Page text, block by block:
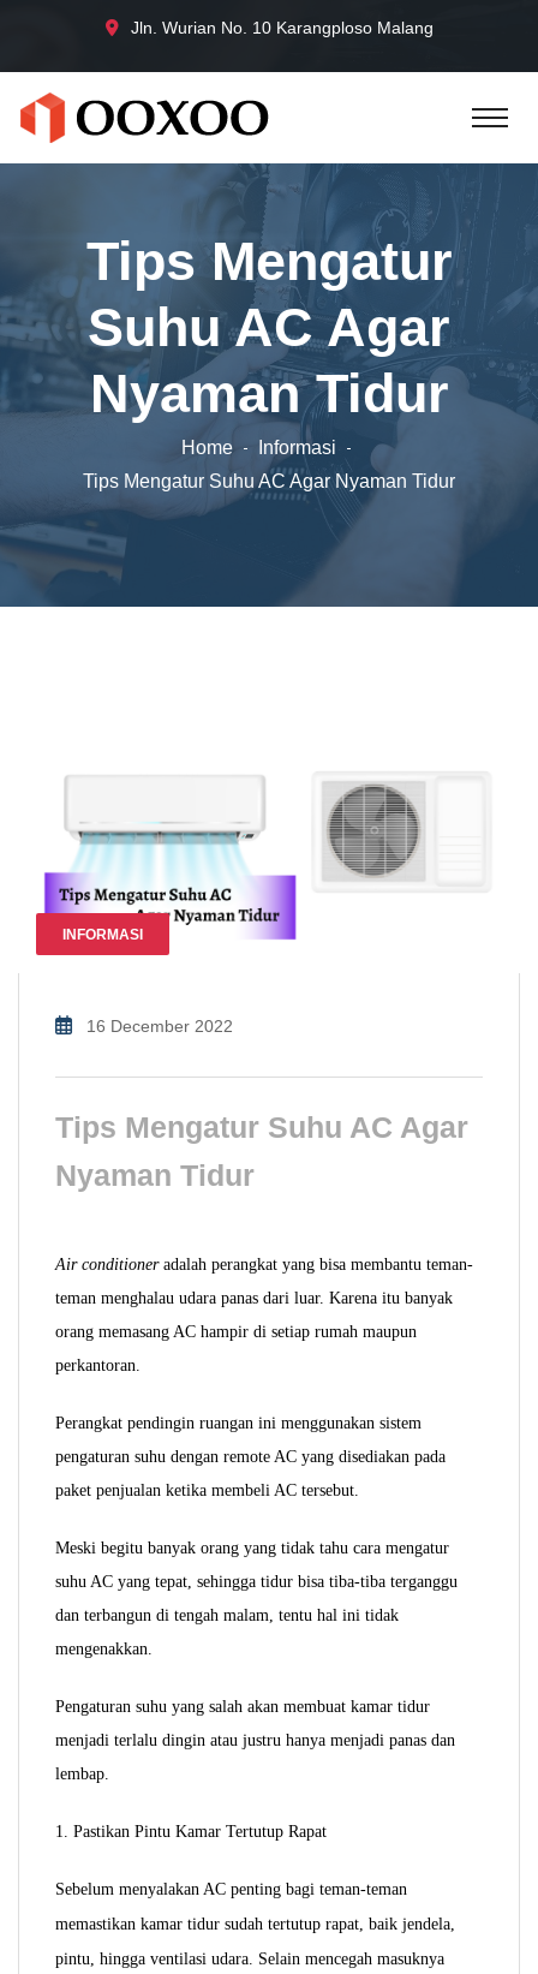
Jln. Wurian No. 10 Karangploso Malang
Tips Mengatur
Suhu AC Agar
Nyaman Tidur
Home
Informasi
Tips Mengatur Suhu AC Agar Nyaman Tidur
INFORMASI
16 December 2022
Tips Mengatur Suhu AC Agar
Nyaman Tidur
Air conditioneradalah perangkat yang bisa membantu teman-
teman menghalau udara panas dari luar. Karena itu banyak
orang memasang AC hampir di setiap rumah maupun
perkantoran.
Perangkat pendingin ruangan ini menggunakan sistem
pengaturan suhu dengan remote AC yang disediakan pada
paket penjualan ketika membeli AC tersebut.
Meski begitu banyak orang yang tidak tahu cara mengatur
suhu AC yang tepat, sehingga tidur bisa tiba-tiba terganggu
dan terbangun di tengah malam, tentu hal ini tidak
mengenakkan.
Pengaturan suhu yang salah akan membuat kamar tidur
menjadi terlalu dingin atau justru hanya menjadi panas dan
lembap.
1. Pastikan Pintu Kamar Tertutup Rapat
Sebelum menyalakan AC penting bagi teman-teman
memastikan kamar tidur sudah tertutup rapat, baik jendela,
pintu, hingga ventilasi udara. Selain mencegah masuknya